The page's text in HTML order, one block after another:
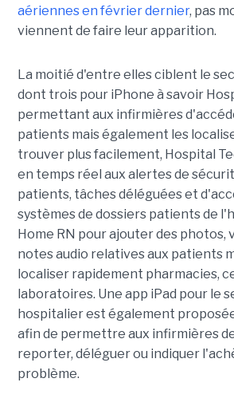
aériennes en février dernier, pas
viennent de faire leur apparition.
La moitié d'entre elles ciblent le
dont trois pour iPhone à savoir
permettant aux infirmières
patients mais également les
trouver plus facilement, Hospital
en temps réel aux alertes de
patients, tâches déléguées et
systèmes de dossiers patients de
Home RN pour ajouter des photos,
notes audio relatives aux patients
localiser rapidement pharmacies,
laboratoires. Une app iPad pour le
hospitalier est également
afin de permettre aux infirmières
reporter, déléguer ou indiquer
problème.